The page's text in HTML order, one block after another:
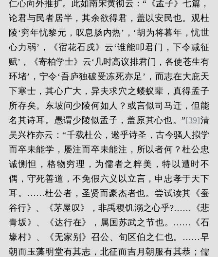
仁心向外推扩。此如南宋黄彻云：“《孟子》七篇，
论君与民者居半，其余欲得君，盖以安民也。观杜
陵‘穷年忧黎元，叹息肠内热’，‘胡为将暮年，忧世
心力弱’，《宿花石戍》云‘谁能叩君门，下令减征
赋’，《寄柏学士》云‘几时高议排君门，各使苍生有
环堵’，宁令‘吾庐独破受冻死亦足’，而志在大庇天
下寒士，其心广大，异夫求穴之蝼蚁辈，真得孟子
所存矣。东坡问少陵何如人？或言似司马迁，但能
名其诗耳。愚谓少陵似孟子，盖原其心也。”[39]清
吴兴柞亦云：“千载杜公，邀乎诗圣，古今骚人拟学
而卒未能学，屡注而卒未能注，所以者何？杜公忠
诚恻怛，格物穷理，为儒者之粹美，特以遭时不
偶，守死善道，不免假六义以立言，申忠孝于天下
耳。……杜公者，圣贤而豪杰者也。尝试读其《蚕
谷行》、《茅屋叹》，非禹稷饥溺之心乎?……《悲
青坂》、《达行在》，属国苏武之节也。……《石
壕村》、《无家别》召公、旬区伯之仁也。……早
朝而玉藻明堂有其志，北征而吉月朝服有其恭；儒